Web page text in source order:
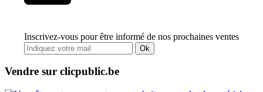
Inscrivez-vous pour être informé de nos prochaines ventes
Ok
Vendre sur clicpublic.be